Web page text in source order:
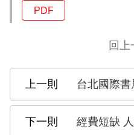
PDF
回上
台北國際書展
經費短缺